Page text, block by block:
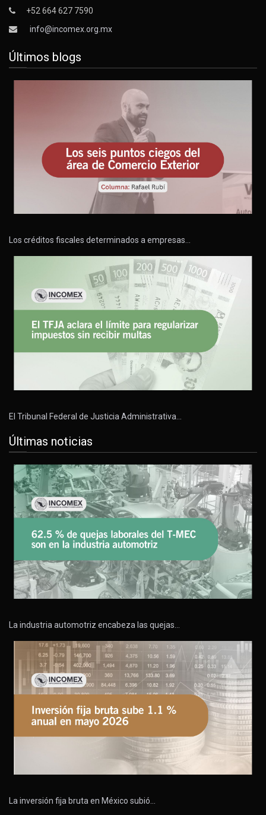
+52 664 627 7590
info@incomex.org.mx
Últimos blogs
Los créditos fiscales determinados a empresas…
El Tribunal Federal de Justicia Administrativa…
Últimas noticias
La industria automotriz encabeza las quejas…
La inversión fija bruta en México subió…